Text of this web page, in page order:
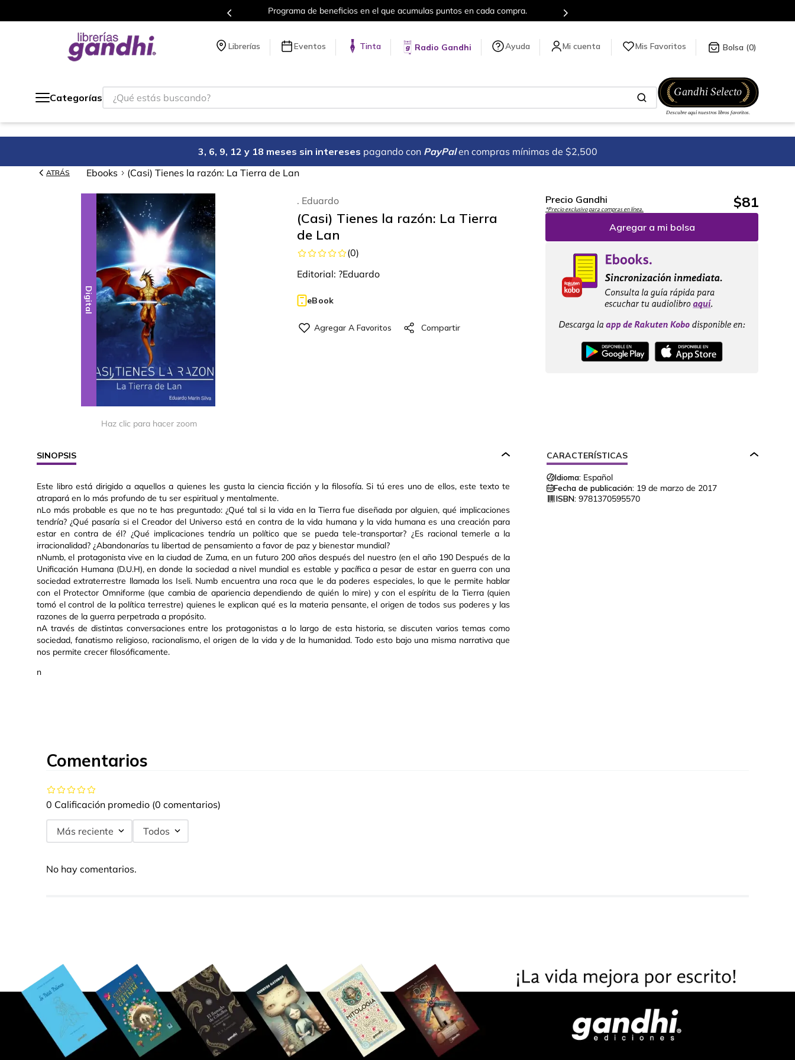
Programa de beneficios en el que acumulas puntos en cada compra. Más de 5 millones de títulos en nuestra tienda en línea.
Librerías Eventos Tinta Radio Gandhi Ayuda Mis Favoritos 0
Categorías
¿Qué estás buscando?
3, 6, 9, 12 y 18 meses sin intereses pagando con PayPal en compras mínimas de $2,500
ATRÁS Ebooks (Casi) Tienes la razón: La Tierra de Lan
Digital
Haz clic para hacer zoom
. Eduardo
(Casi) Tienes la razón: La Tierra
de Lan
(0)
Editorial: ?Eduardo
eBook
Precio Gandhi
*Precio exclusivo para compras en línea. $81
Agregar a mi bolsa
SINOPSIS
Este libro está dirigido a aquellos a quienes les gusta la ciencia ficción y la filosofía. Si tú eres uno de ellos, este texto te
atrapará en lo más profundo de tu ser espiritual y mentalmente.
nLo más probable es que no te has preguntado: ¿Qué tal si la vida en la Tierra fue diseñada por alguien, qué implicaciones
tendría? ¿Qué pasaría si el Creador del Universo está en contra de la vida humana y la vida humana es una creación para
estar en contra de él? ¿Qué implicaciones tendría un político que se pueda tele-transportar? ¿Es racional temerle a la
irracionalidad? ¿Abandonarías tu libertad de pensamiento a favor de paz y bienestar mundial?
nNumb, el protagonista vive en la ciudad de Zuma, en un futuro 200 años después del nuestro (en el año 190 Después de la
Unificación Humana (D.U.H), en donde la sociedad a nivel mundial es estable y pacífica a pesar de estar en guerra con una
sociedad extraterrestre llamada los Iseli. Numb encuentra una roca que le da poderes especiales, lo que le permite hablar
con el Protector Omniforme (que cambia de apariencia dependiendo de quién lo mire) y con el espíritu de la Tierra (quien
tomó el control de la política terrestre) quienes le explican qué es la materia pensante, el origen de todos sus poderes y las
razones de la guerra perpetrada a propósito.
nA través de distintas conversaciones entre los protagonistas a lo largo de esta historia, se discuten varios temas como
sociedad, fanatismo religioso, racionalismo, el origen de la vida y de la humanidad. Todo esto bajo una misma narrativa que
nos permite crecer filosóficamente.
n
CARACTERÍSTICAS
Idioma: Español
Fecha de publicación: 19 de marzo de 2017
ISBN: 9781370595570
Comentarios
0 Calificación promedio (0 comentarios)
Más reciente Todos
No hay comentarios.